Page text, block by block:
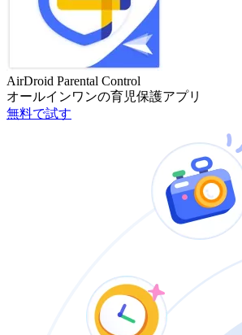
AirDroid Parental Control
オールインワンの育児保護アプリ
無料で試す